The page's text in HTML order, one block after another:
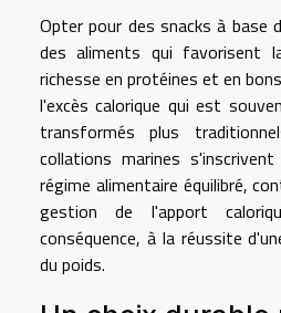
Opter pour des snacks à base
des aliments qui favorisent
richesse en protéines et en
l'excès calorique qui est
transformés plus
collations marines
régime alimentaire équilibré,
gestion de l'apport
conséquence, à la réussite
du poids.